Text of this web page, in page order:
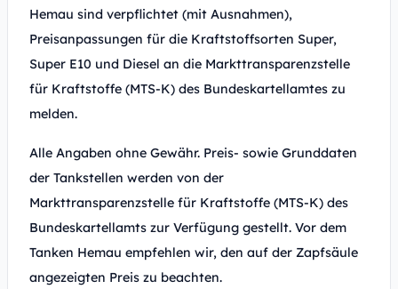
Hemau sind verpflichtet (mit Ausnahmen),
Preisanpassungen für die Kraftstoffsorten Super,
Super E10 und Diesel an die Markttransparenzstelle
für Kraftstoffe (MTS-K) des Bundeskartellamtes zu
melden.
Alle Angaben ohne Gewähr. Preis- sowie Grunddaten
der Tankstellen werden von der
Markttransparenzstelle für Kraftstoffe (MTS-K) des
Bundeskartellamts zur Verfügung gestellt. Vor dem
Tanken Hemau empfehlen wir, den auf der Zapfsäule
angezeigten Preis zu beachten.